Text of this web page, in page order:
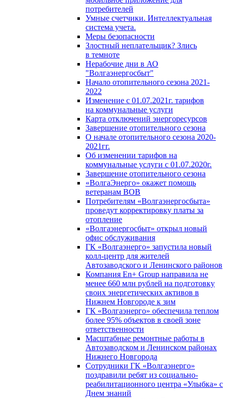
потребителей
Умные счетчики. Интеллектуальная
система учета.
Меры безопасности
Злостный неплательщик? Злись
в темноте
Нерабочие дни в АО
"Волгаэнергосбыт"
Начало отопительного сезона 2021-
2022
Изменение с 01.07.2021г. тарифов
на коммунальные услуги
Карта отключений энергоресурсов
Завершение отопительного сезона
О начале отопительного сезона 2020-
2021гг.
Об изменении тарифов на
коммунальные услуги с 01.07.2020г.
Завершение отопительного сезона
«ВолгаЭнерго» окажет помощь
ветеранам ВОВ
Потребителям «Волгаэнергосбыта»
проведут корректировку платы за
отопление
«Волгаэнергосбыт» открыл новый
офис обслуживания
ГК «Волгаэнерго» запустила новый
колл-центр для жителей
Автозаводского и Ленинского районов
Компания En+ Group направила не
менее 660 млн рублей на подготовку
своих энергетических активов в
Нижнем Новгороде к зим
ГК «Волгаэнерго» обеспечила теплом
более 95% объектов в своей зоне
ответственности
Масштабные ремонтные работы в
Автозаводском и Ленинском районах
Нижнего Новгорода
Сотрудники ГК «Волгаэнерго»
поздравили ребят из социально-
реабилитационного центра «Улыбка» с
Днем знаний